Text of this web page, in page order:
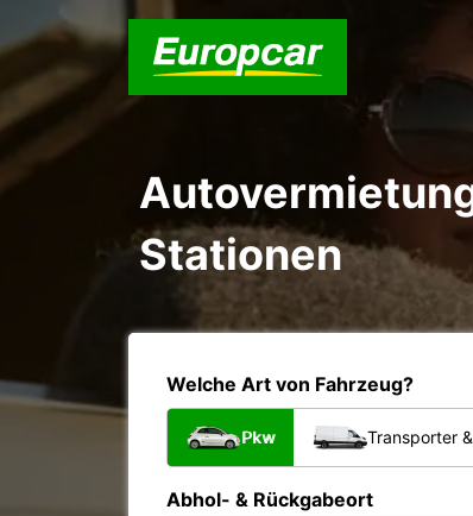
Stationen
Welche Art von Fahrzeug?
Pkw Transporter
Abhol- & Rückgabeort